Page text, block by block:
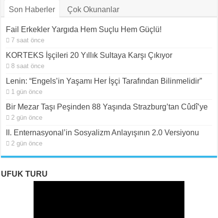
Son Haberler Çok Okunanlar
Fail Erkekler Yargıda Hem Suçlu Hem Güçlü!
7 saat önce
KORTEKS İşçileri 20 Yıllık Sultaya Karşı Çıkıyor
8 saat önce
Lenin: “Engels’in Yaşamı Her İşçi Tarafından Bilinmelidir”
1 gün önce
Bir Mezar Taşı Peşinden 88 Yaşında Strazburg’tan Cûdî’ye
2 gün önce
II. Enternasyonal’in Sosyalizm Anlayışının 2.0 Versiyonu
2 gün önce
UFUK TURU